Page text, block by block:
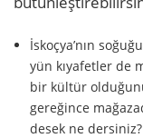
İskoçya’nın
yün kıyafetler de
bir kültür
gereğince
desek ne